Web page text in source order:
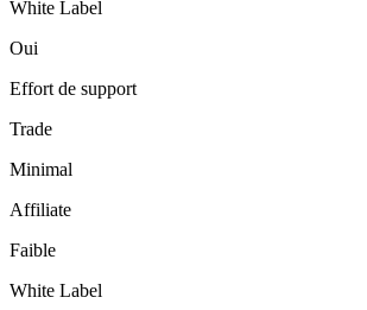
White Label
Oui
Effort de support
Trade
Minimal
Affiliate
Faible
White Label